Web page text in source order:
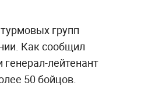
групп
Как сообщил
лейтенант
50 бойцов.